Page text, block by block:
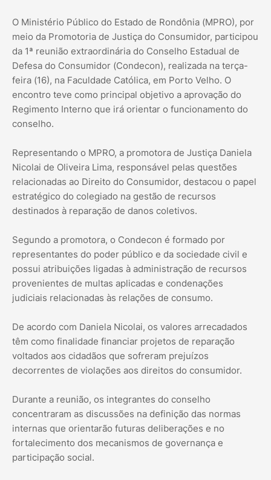
O Ministério Público do Estado de Rondônia (MPRO), por
meio da Promotoria de Justiça do Consumidor, participou
da 1ª reunião extraordinária do Conselho Estadual de
Defesa do Consumidor (Condecon), realizada na terça-
feira (16), na Faculdade Católica, em Porto Velho. O
encontro teve como principal objetivo a aprovação do
Regimento Interno que irá orientar o funcionamento do
conselho.
Representando o MPRO, a promotora de Justiça Daniela
Nicolai de Oliveira Lima, responsável pelas questões
relacionadas ao Direito do Consumidor, destacou o papel
estratégico do colegiado na gestão de recursos
destinados à reparação de danos coletivos.
Segundo a promotora, o Condecon é formado por
representantes do poder público e da sociedade civil e
possui atribuições ligadas à administração de recursos
provenientes de multas aplicadas e condenações
judiciais relacionadas às relações de consumo.
De acordo com Daniela Nicolai, os valores arrecadados
têm como finalidade financiar projetos de reparação
voltados aos cidadãos que sofreram prejuízos
decorrentes de violações aos direitos do consumidor.
Durante a reunião, os integrantes do conselho
concentraram as discussões na definição das normas
internas que orientarão futuras deliberações e no
fortalecimento dos mecanismos de governança e
participação social.